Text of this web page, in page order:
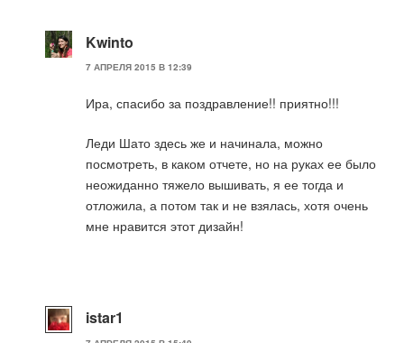
Kwinto
7 АПРЕЛЯ 2015 В 12:39
Ира, спасибо за поздравление!! приятно!!!
Леди Шато здесь же и начинала, можно
посмотреть, в каком отчете, но на руках ее было
неожиданно тяжело вышивать, я ее тогда и
отложила, а потом так и не взялась, хотя очень
мне нравится этот дизайн!
istar1